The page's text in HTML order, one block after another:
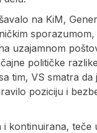
na KiM,
uzajamnom
političke
tim, VS smatra
poziciju i
kontinuirana, teče